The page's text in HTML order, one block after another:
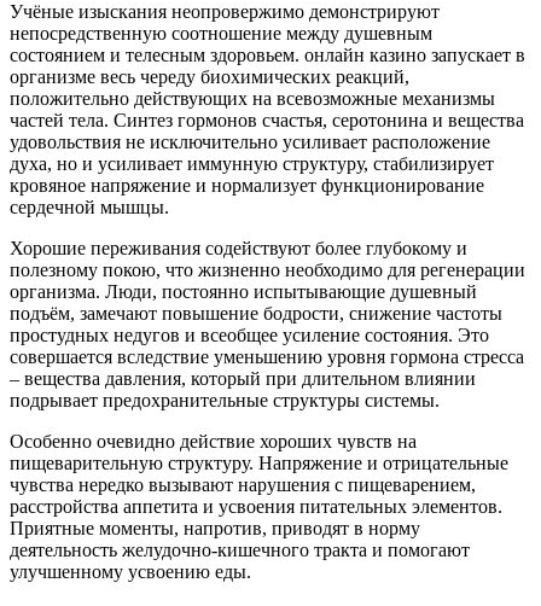
Учёные изыскания неопровержимо демонстрируют
непосредственную соотношение между душевным
состоянием и телесным здоровьем. онлайн казино запускает в
организме весь череду биохимических реакций,
положительно действующих на всевозможные механизмы
частей тела. Синтез гормонов счастья, серотонина и вещества
удовольствия не исключительно усиливает расположение
духа, но и усиливает иммунную структуру, стабилизирует
кровяное напряжение и нормализует функционирование
сердечной мышцы.
Хорошие переживания содействуют более глубокому и
полезному покою, что жизненно необходимо для регенерации
организма. Люди, постоянно испытывающие душевный
подъём, замечают повышение бодрости, снижение частоты
простудных недугов и всеобщее усиление состояния. Это
совершается вследствие уменьшению уровня гормона стресса
– вещества давления, который при длительном влиянии
подрывает предохранительные структуры системы.
Особенно очевидно действие хороших чувств на
пищеварительную структуру. Напряжение и отрицательные
чувства нередко вызывают нарушения с пищеварением,
расстройства аппетита и усвоения питательных элементов.
Приятные моменты, напротив, приводят в норму
деятельность желудочно-кишечного тракта и помогают
улучшенному усвоению еды.